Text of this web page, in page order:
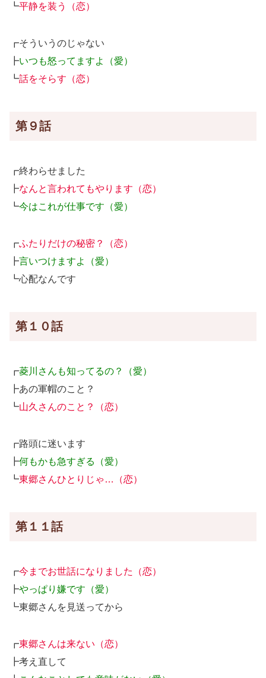
┗平静を装う（恋）
┏そういうのじゃない
┣いつも怒ってますよ（愛）
┗話をそらす（恋）
第９話
┏終わらせました
┣なんと言われてもやります（恋）
┗今はこれが仕事です（愛）
┏ふたりだけの秘密？（恋）
┣言いつけますよ（愛）
┗心配なんです
第１０話
┏菱川さんも知ってるの？（愛）
┣あの軍帽のこと？
┗山久さんのこと？（恋）
┏路頭に迷います
┣何もかも急すぎる（愛）
┗東郷さんひとりじゃ…（恋）
第１１話
┏今までお世話になりました（恋）
┣やっぱり嫌です（愛）
┗東郷さんを見送ってから
┏東郷さんは来ない（恋）
┣考え直して